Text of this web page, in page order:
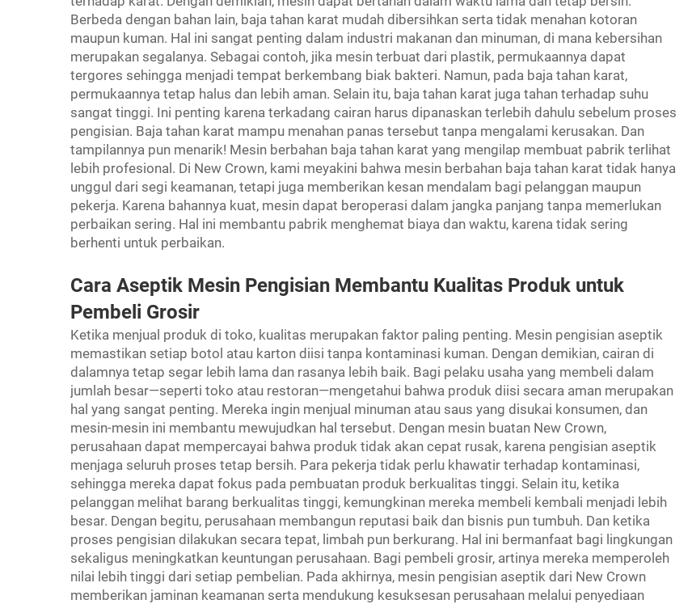
Berbeda dengan bahan lain, baja tahan karat mudah dibersihkan serta tidak menahan kotoran
maupun kuman. Hal ini sangat penting dalam industri makanan dan minuman, di mana kebersihan
merupakan segalanya. Sebagai contoh, jika mesin terbuat dari plastik, permukaannya dapat
tergores sehingga menjadi tempat berkembang biak bakteri. Namun, pada baja tahan karat,
permukaannya tetap halus dan lebih aman. Selain itu, baja tahan karat juga tahan terhadap suhu
sangat tinggi. Ini penting karena terkadang cairan harus dipanaskan terlebih dahulu sebelum proses
pengisian. Baja tahan karat mampu menahan panas tersebut tanpa mengalami kerusakan. Dan
tampilannya pun menarik! Mesin berbahan baja tahan karat yang mengilap membuat pabrik terlihat
lebih profesional. Di New Crown, kami meyakini bahwa mesin berbahan baja tahan karat tidak hanya
unggul dari segi keamanan, tetapi juga memberikan kesan mendalam bagi pelanggan maupun
pekerja. Karena bahannya kuat, mesin dapat beroperasi dalam jangka panjang tanpa memerlukan
perbaikan sering. Hal ini membantu pabrik menghemat biaya dan waktu, karena tidak sering
berhenti untuk perbaikan.
Cara Aseptik Mesin Pengisian Membantu Kualitas Produk untuk
Pembeli Grosir
Ketika menjual produk di toko, kualitas merupakan faktor paling penting. Mesin pengisian aseptik
memastikan setiap botol atau karton diisi tanpa kontaminasi kuman. Dengan demikian, cairan di
dalamnya tetap segar lebih lama dan rasanya lebih baik. Bagi pelaku usaha yang membeli dalam
jumlah besar—seperti toko atau restoran—mengetahui bahwa produk diisi secara aman merupakan
hal yang sangat penting. Mereka ingin menjual minuman atau saus yang disukai konsumen, dan
mesin-mesin ini membantu mewujudkan hal tersebut. Dengan mesin buatan New Crown,
perusahaan dapat mempercayai bahwa produk tidak akan cepat rusak, karena pengisian aseptik
menjaga seluruh proses tetap bersih. Para pekerja tidak perlu khawatir terhadap kontaminasi,
sehingga mereka dapat fokus pada pembuatan produk berkualitas tinggi. Selain itu, ketika
pelanggan melihat barang berkualitas tinggi, kemungkinan mereka membeli kembali menjadi lebih
besar. Dengan begitu, perusahaan membangun reputasi baik dan bisnis pun tumbuh. Dan ketika
proses pengisian dilakukan secara tepat, limbah pun berkurang. Hal ini bermanfaat bagi lingkungan
sekaligus meningkatkan keuntungan perusahaan. Bagi pembeli grosir, artinya mereka memperoleh
nilai lebih tinggi dari setiap pembelian. Pada akhirnya, mesin pengisian aseptik dari New Crown
memberikan jaminan keamanan serta mendukung kesuksesan perusahaan melalui penyediaan